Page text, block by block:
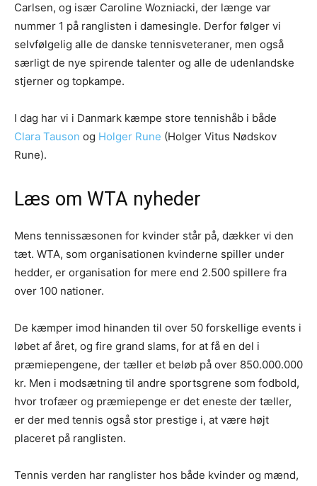
Carlsen, og især Caroline Wozniacki, der længe var
nummer 1 på ranglisten i damesingle. Derfor følger vi
selvfølgelig alle de danske tennisveteraner, men også
særligt de nye spirende talenter og alle de udenlandske
stjerner og topkampe.
I dag har vi i Danmark kæmpe store tennishåb i både
Clara Tauson og Holger Rune (Holger Vitus Nødskov
Rune).
Læs om WTA nyheder
Mens tennissæsonen for kvinder står på, dækker vi den
tæt. WTA, som organisationen kvinderne spiller under
hedder, er organisation for mere end 2.500 spillere fra
over 100 nationer.
De kæmper imod hinanden til over 50 forskellige events i
løbet af året, og fire grand slams, for at få en del i
præmiepengene, der tæller et beløb på over 850.000.000
kr. Men i modsætning til andre sportsgrene som fodbold,
hvor trofæer og præmiepenge er det eneste der tæller,
er der med tennis også stor prestige i, at være højt
placeret på ranglisten.
Tennis verden har ranglister hos både kvinder og mænd,